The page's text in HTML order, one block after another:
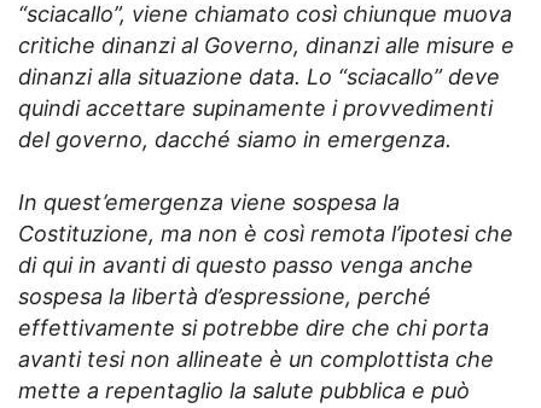
“sciacallo”, viene chiamato così chiunque muova
critiche dinanzi al Governo, dinanzi alle misure e
dinanzi alla situazione data. Lo “sciacallo” deve
quindi accettare supinamente i provvedimenti
del governo, dacché siamo in emergenza.
In quest’emergenza viene sospesa la
Costituzione, ma non è così remota l’ipotesi che
di qui in avanti di questo passo venga anche
sospesa la libertà d’espressione, perché
effettivamente si potrebbe dire che chi porta
avanti tesi non allineate è un complottista che
mette a repentaglio la salute pubblica e può